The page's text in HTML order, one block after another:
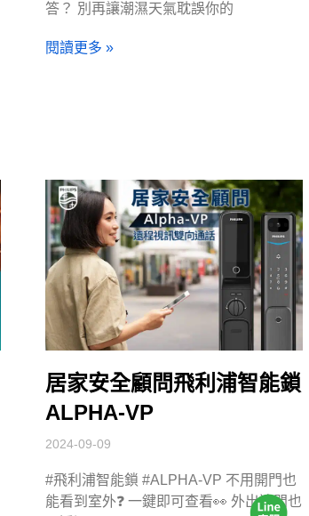
答？ 別再讓潮濕天氣耽誤你的
閱讀更多 »
居家安全顧問飛利浦智能鎖
ALPHA-VP
2024-09-09
#飛利浦智能鎖 #ALPHA-VP 不用開門也
能看到室外❓ 一鍵即可查看👀 外出遠門也